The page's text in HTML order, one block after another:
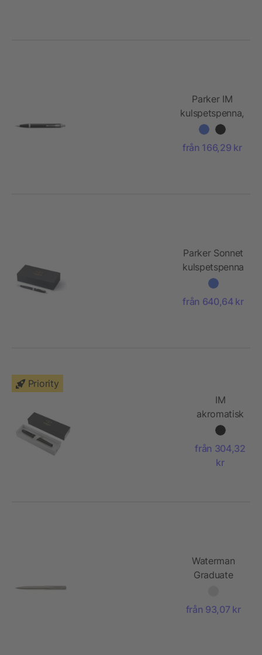
Parker IM
kulspetspenna,
svart
från 166,29 kr
Parker Sonnet
kulspetspenna
från 640,64 kr
Priority
IM
akromatisk
kulpenna
från 304,32
kr
Waterman
Graduate
från 93,07 kr